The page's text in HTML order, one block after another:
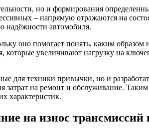
но и формирования
– напрямую отражаются на
надёжности автомобиля.
оно помогает понять, каким
увеличивают нагрузку на
для техники привычки, но и
на ремонт и обслуживание.
характеристик.
на износ трансмиссий